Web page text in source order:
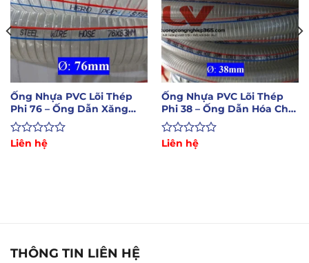
Ống Nhựa PVC Lõi Thép
Phi 76 – Ống Dẫn Xăng
Dầu Hóa Chất
Được
Liên hệ
Ống Nhựa PVC Lõi Thép
Phi 38 – Ống Dẫn Hóa Chất
Xăng Dầu
Được
Liên hệ
THÔNG TIN LIÊN HỆ